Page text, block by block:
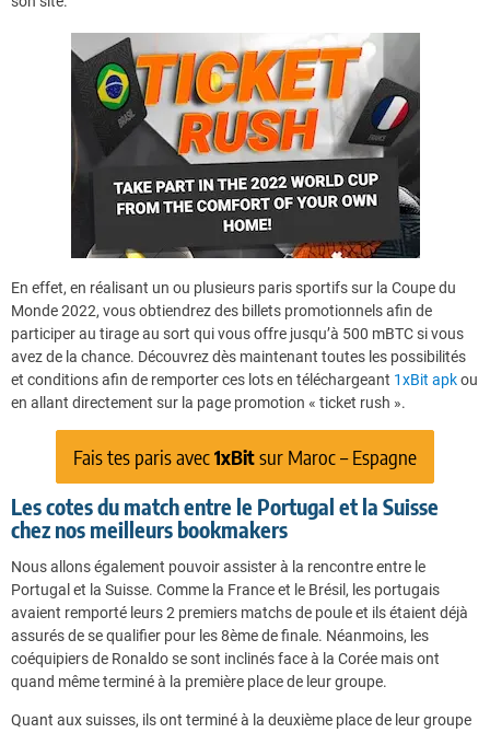
En effet, en réalisant un ou plusieurs paris sportifs sur la Coupe du
Monde 2022, vous obtiendrez des billets promotionnels afin de
participer au tirage au sort qui vous offre jusqu’à 500 mBTC si vous
avez de la chance. Découvrez dès maintenant toutes les possibilités
et conditions afin de remporter ces lots en téléchargeant 1xBit apkou
en allant directement sur la page promotion « ticket rush ».
Fais tes paris avec1xBitsur Maroc – Espagne
Les cotes du match entre le Portugal et la Suisse
chez nos meilleurs bookmakers
Nous allons également pouvoir assister à la rencontre entre le
Portugal et la Suisse. Comme la France et le Brésil, les portugais
avaient remporté leurs 2 premiers matchs de poule et ils étaient déjà
assurés de se qualifier pour les 8ème de finale. Néanmoins, les
coéquipiers de Ronaldo se sont inclinés face à la Corée mais ont
quand même terminé à la première place de leur groupe.
Quant aux suisses, ils ont terminé à la deuxième place de leur groupe